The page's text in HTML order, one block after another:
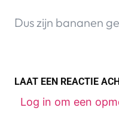
Dus zijn bananen
LAAT EEN REACTIE
Log in om een